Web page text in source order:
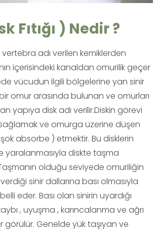
Fıtığı ) Nedir ?
adı verilen kemiklerden
içerisindeki kanaldan omurilik geçer
vücudun ilgili bölgelerine yan sinir
omur arasında bulunan ve omurları
yapıya disk adı verilir.Diskin görevi
sağlamak ve omurga üzerine düşen
absorbe ) etmektir. Bu disklerin
yaralanmasıyla diskte taşma
olduğu seviyede omuriliğin
sinir dallarına bası olmasıyla
eder. Bası olan sinirin uyardığı
, uyuşma , karıncalanma ve ağrı
Genelde yük taşıyan ve